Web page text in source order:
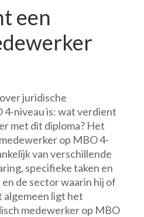
een
juridische
niveau is: wat verdient
met dit diploma? Het
op MBO 4-
van verschillende
specifieke taken en
de sector waarin hij of
algemeen ligt het
medewerker op MBO